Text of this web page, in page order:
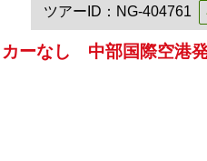
ツアーID：NG-404761
カーなし 中部国際空港